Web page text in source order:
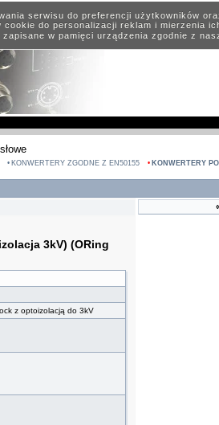
serwisu do preferencji użytkowników
do personalizacji reklam i mierzenia
w pamięci urządzenia zgodnie z
KONWERTERY ZGODNE Z EN50155
KONWERTERY
3kV) (ORing
z optoizolacją do 3kV